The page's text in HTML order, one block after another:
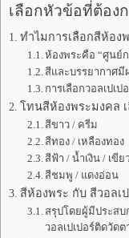
เลือกหัวข้อที่ต้อง
ทำไมการเลือกสีห้อง
ห้องพระคือ “ศูนย์
สีและบรรยากาศ
การเลือกวอลเปเ
โทนสีห้องพระมงคล
สีขาว / ครีม
สีทอง / เหลืองทอง
สีฟ้า / น้ำเงิน / เขี
สีชมพู / แดงอ่อน
สีห้องพระ กับ สีวอลเ
สรุปโดยผู้มีประส
วอลเปเปอร์ติดวัด